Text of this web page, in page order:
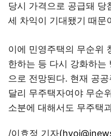
당시 가격으로 공급돼 당
세 차익이 기대됐기 때문
이에 민영주택의 무순위
한하는 등 다시 강화하는
으로 전망된다. 현재 공
달리 무주택자여야 무순
소분에 대해서도 무주택
/이효정 기자